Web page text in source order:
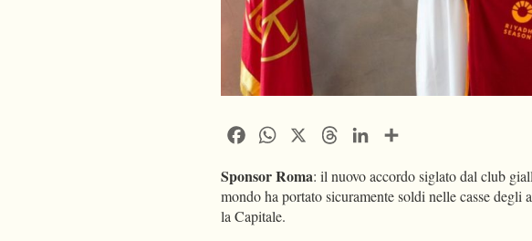
FacebookWhatsApp ThreadsLinkedIn
Sponsor Roma: il nuovo accordo siglato dal club
mondo ha portato sicuramente soldi nelle casse degli
la Capitale.